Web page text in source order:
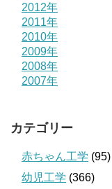
2012年
2011年
2010年
2009年
2008年
2007年
カテゴリー
赤ちゃん工学 (95)
幼児工学 (366)